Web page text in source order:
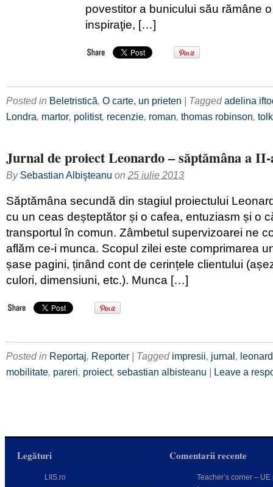
povestitor a bunicului său rămâne
inspiraţie, […]
Posted in Beletristică, O carte, un prieten | Taggedadelina
Londra, martor, politist, recenzie, roman, thomas robinson,
Jurnal de proiect Leonardo – săptămâna a
By Sebastian Albişteanu on 25 iulie 2013
Săptămâna secundă din stagiul proiectului
cu un ceas deșteptător și o cafea, entuziasm și o
transportul în comun. Zâmbetul supervizoarei ne
aflăm ce-i munca. Scopul zilei este comprimarea
șase pagini, ținând cont de cerințele clientului
culori, dimensiuni, etc.). Munca […]
Posted in Reportaj, Reporter | Tagged impresii, jurnal,
mobilitate, pareri, proiect, sebastian albisteanu | Leave a
Legături
LIIS.ro
Comentarii recente
Teacher’s corner – UE